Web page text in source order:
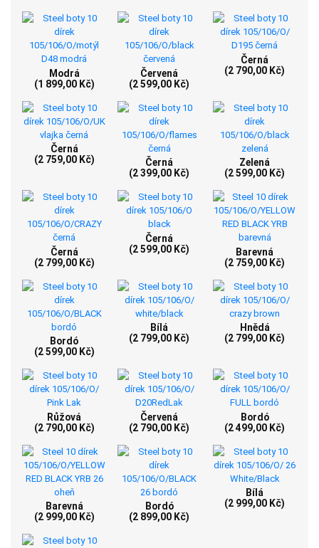
Modrá
(1 899,00 Kč)
Červená
(2 599,00 Kč)
Černá
(2 790,00 Kč)
Černá
(2 759,00 Kč)
Černá
(2 399,00 Kč)
Zelená
(2 599,00 Kč)
Černá
(2 799,00 Kč)
Černá
(2 599,00 Kč)
Barevná
(2 759,00 Kč)
Bordó
(2 599,00 Kč)
Bílá
(2 799,00 Kč)
Hnědá
(2 799,00 Kč)
Růžová
(2 790,00 Kč)
Červená
(2 790,00 Kč)
Bordó
(2 499,00 Kč)
Barevná
(2 999,00 Kč)
Bordó
(2 899,00 Kč)
Bílá
(2 999,00 Kč)